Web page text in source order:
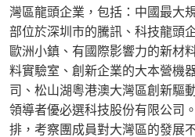
灣區龍頭企業，包括：中國最大
部位於深圳市的騰訊、科技龍頭
歐洲小鎮、有國際影響力的新材
料實驗室、創新企業的大本營機
司、松山湖粵港澳大灣區創新驅
領導者優必選科技股份有限公司
排，考察團成員對大灣區的發展